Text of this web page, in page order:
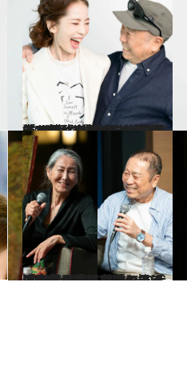
2026.1.10
「10cmの傷口にガーゼを詰めて武道館へ」増田惠子（68）が明かす、腹膜炎で倒れてもステージに立ち続けた“壮絶すぎる”ピンク・レディーの4年7カ月
カルチャー
2025.7.30
「60代で恋に落ちて…」「大勢の女性に愛を捧げてきた」浅野忠信の母・浅野順子さん（74）＆近田春夫さん（74）の70代コンビが語った「シニアの恋」
カルチャー